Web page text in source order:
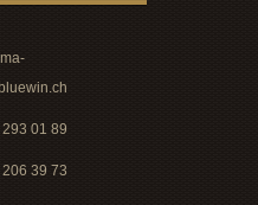
01 89
39 73